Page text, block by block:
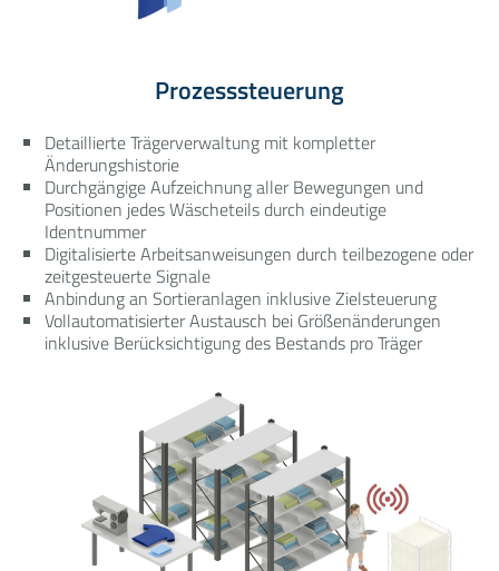
Prozesssteuerung
Detaillierte Trägerverwaltung mit kompletter
Änderungshistorie
Durchgängige Aufzeichnung aller Bewegungen und
Positionen jedes Wäscheteils durch eindeutige
Identnummer
Digitalisierte Arbeitsanweisungen durch teilbezogene oder
zeitgesteuerte Signale
Anbindung an Sortieranlagen inklusive Zielsteuerung
Vollautomatisierter Austausch bei Größenänderungen
inklusive Berücksichtigung des Bestands pro Träger